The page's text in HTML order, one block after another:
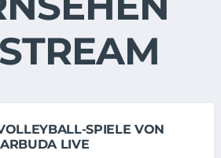
SPIELE VON
LIVE